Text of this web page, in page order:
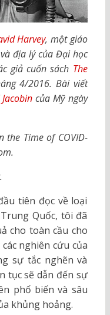
Harvey, một giáo
địa lý của Đại học
giả cuốn sách The
4/2016. Bài viết
của Mỹ ngày
the Time of COVID-
tiên đọc về loại
Quốc, tôi đã
cho toàn cầu cho
nghiên cứu của
sự tắc nghẽn và
tục sẽ dẫn đến sự
phổ biến và sâu
khủng hoảng.